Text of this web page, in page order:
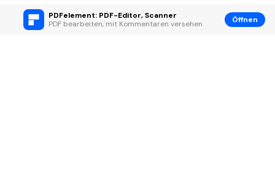
PDFelement: PDF-Editor, Scanner
PDF bearbeiten, mit Kommentaren versehen
Öffnen